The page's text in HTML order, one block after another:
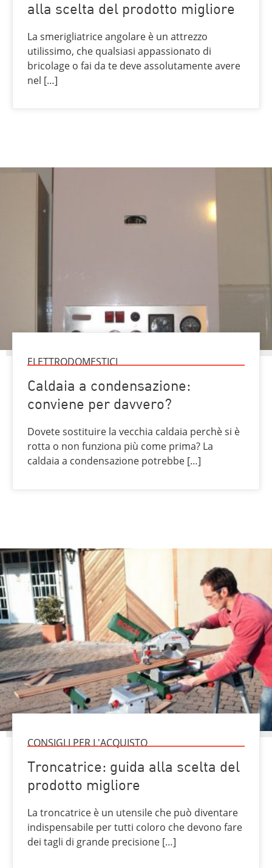
alla scelta del prodotto migliore
La smerigliatrice angolare è un attrezzo
utilissimo, che qualsiasi appassionato di
bricolage o fai da te deve assolutamente avere
nel […]
ELETTRODOMESTICI
Caldaia a condensazione:
conviene per davvero?
Dovete sostituire la vecchia caldaia perchè si è
rotta o non funziona più come prima? La
caldaia a condensazione potrebbe […]
CONSIGLI PER L'ACQUISTO
Troncatrice: guida alla scelta del
prodotto migliore
La troncatrice è un utensile che può diventare
indispensabile per tutti coloro che devono fare
dei tagli di grande precisione […]